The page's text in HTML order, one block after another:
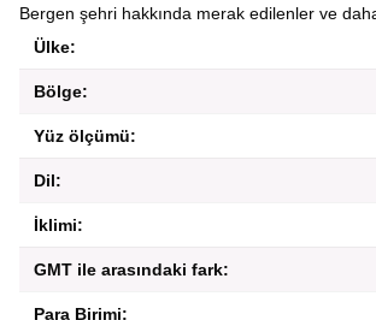
Bergen şehri hakkında merak edilenler ve
Ülke:
Bölge:
Yüz ölçümü:
Dil:
İklimi:
GMT ile arasındaki fark:
Para Birimi: